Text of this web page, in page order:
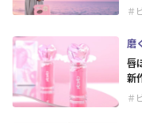
＃
磨
唇
新
＃